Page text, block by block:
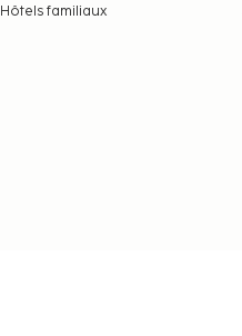
Hôtels familiaux